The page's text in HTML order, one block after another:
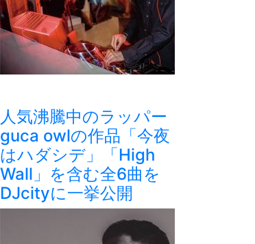
人気沸騰中のラッパー
guca owlの作品「今夜
はハダシデ」「High
Wall」を含む全6曲を
DJcityに一挙公開